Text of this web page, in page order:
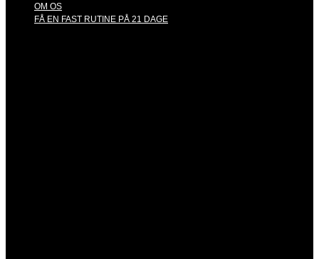
OM OS
FÅ EN FAST RUTINE PÅ 21 DAGE